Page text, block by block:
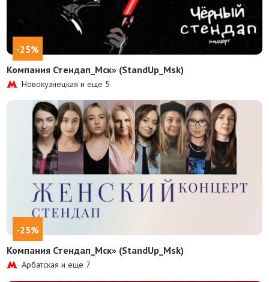
-25%
Компания Стендап_Мск» (StandUp_Msk)
Новокузнецкая и еще 5
-25%
Компания Стендап_Мск» (StandUp_Msk)
Арбатская и еще 7